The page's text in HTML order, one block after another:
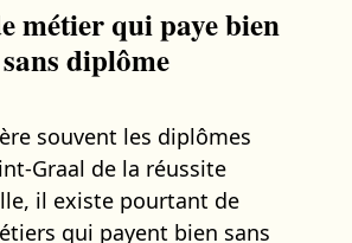
métier qui paye bien
sans diplôme
souvent les diplômes
Graal de la réussite
il existe pourtant de
qui payent bien sans